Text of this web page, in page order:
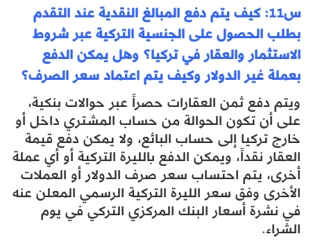
س11: كيف يتم دفع المبالغ النقدية عند التقدم
بطلب الحصول على الجنسية التركية عبر شروط
الاستثمار والعقار في تركيا؟ وهل يمكن الدفع
بعملة غير الدولار وكيف يتم اعتماد سعر الصرف؟
ويتم دفع ثمن العقارات حصراً عبر حوالات بنكية،
على أن تكون الحوالة من حساب المشتري داخل أو
خارج تركيا إلى حساب البائع، ولا يمكن دفع قيمة
العقار نقداً، ويمكن الدفع بالليرة التركية أو أي عملة
أخرى، يتم احتساب سعر صرف الدولار أو العملات
الأخرى وفق سعر الليرة التركية الرسمي المعلن عنه
في نشرة أسعار البنك المركزي التركي في يوم
الشراء.